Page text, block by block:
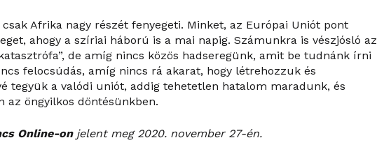
Afrika nagy részét fenyegeti. Minket, az Európai Uniót pont
ahogy a szíriai háború is a mai napig. Számunkra is vészjósló az
de amíg nincs közös hadseregünk, amit be tudnánk írni
felocsúdás, amíg nincs rá akarat, hogy létrehozzuk és
tegyük a valódi uniót, addig tehetetlen hatalom maradunk, és
az öngyilkos döntésünkben.
Online-onjelent meg 2020. november 27-én.